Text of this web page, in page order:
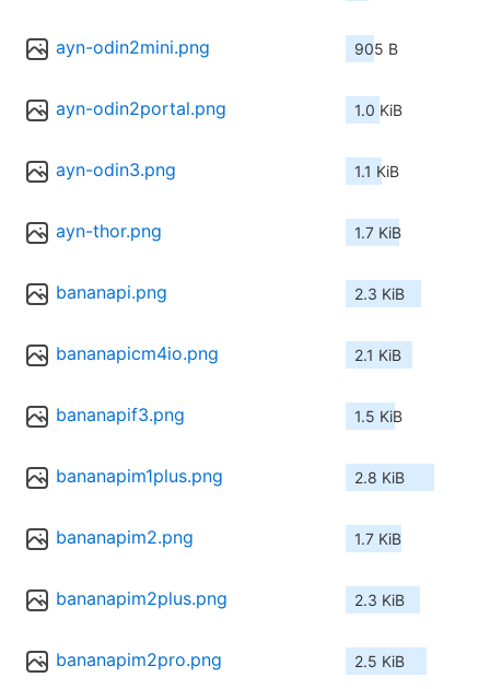
ayn-odin2mini.png 905 B
ayn-odin2portal.png 1.0 KiB
ayn-odin3.png 1.1 KiB
ayn-thor.png 1.7 KiB
bananapi.png 2.3 KiB
bananapicm4io.png 2.1 KiB
bananapif3.png 1.5 KiB
bananapim1plus.png 2.8 KiB
bananapim2.png 1.7 KiB
bananapim2plus.png 2.3 KiB
bananapim2pro.png 2.5 KiB